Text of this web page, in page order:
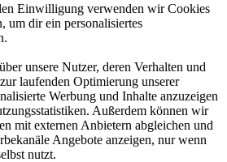
Einwilligung verwenden wir Cookies
um dir ein personalisiertes
unsere Nutzer, deren Verhalten und
laufenden Optimierung unserer
Werbung und Inhalte anzuzeigen
Außerdem können wir
mit externen Anbietern abgleichen und
Angebote anzeigen, nur wenn
nutzt.